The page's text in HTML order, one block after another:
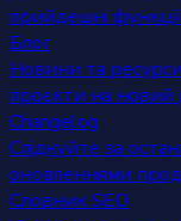
прийдешні
Блог
Новини та
проєкти на новий
Changelog
Слідкуйте за
оновленнями
Словник SEO